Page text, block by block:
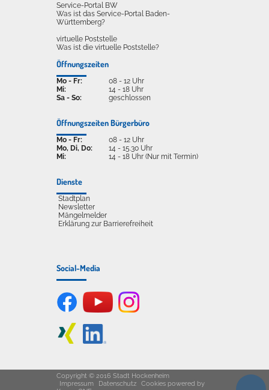
Service-Portal BW
Was ist das Service-Portal Baden-
Württemberg?
virtuelle Poststelle
Was ist die virtuelle Poststelle?
Öffnungszeiten
Mo - Fr:
Mi:
Sa - So:
08 - 12 Uhr
14 - 18 Uhr
geschlossen
Öffnungszeiten Bürgerbüro
Mo - Fr:
Mo, Di, Do:
Mi:
08 - 12 Uhr
14 - 15.30 Uhr
14 - 18 Uhr (Nur mit Termin)
Dienste
Stadtplan
Newsletter
Mängelmelder
Erklärung zur Barrierefreiheit
Social-Media
Copyright © 2016 Stadt Hockenheim
Impressum
Datenschutz Cookies powered by